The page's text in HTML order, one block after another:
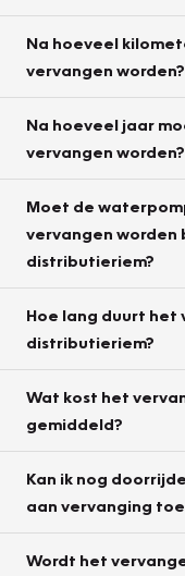
Na hoeveel
vervangen worden?
Na hoeveel jaar
vervangen worden?
Moet de
vervangen worden
distributieriem?
Hoe lang duurt het
distributieriem?
Wat kost het
gemiddeld?
Kan ik nog
aan vervanging toe
Wordt het